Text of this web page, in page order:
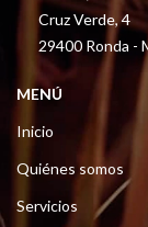
Cruz Verde, 4
29400 Ronda -
MENÚ
Inicio
Quiénes somos
Servicios